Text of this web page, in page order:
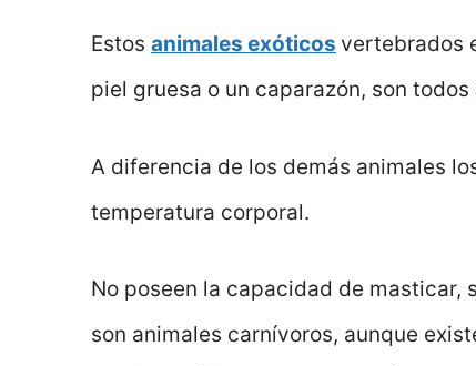
Estos animales exóticos vertebrados
piel gruesa o un caparazón, son
A diferencia de los demás animales
temperatura corporal.
No poseen la capacidad de masticar,
son animales carnívoros, aunque